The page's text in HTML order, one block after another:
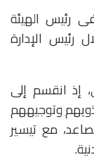
رئيس الهيئة
رئيس الإدارة
إذ انقسم إلى
وتوجيههم
مع تيسير